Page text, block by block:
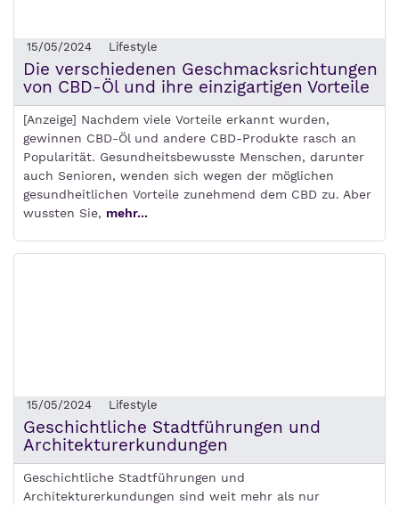
15/05/2024 Lifestyle
Die verschiedenen Geschmacksrichtungen
von CBD-Öl und ihre einzigartigen Vorteile
[Anzeige] Nachdem viele Vorteile erkannt wurden,
gewinnen CBD-Öl und andere CBD-Produkte rasch an
Popularität. Gesundheitsbewusste Menschen, darunter
auch Senioren, wenden sich wegen der möglichen
gesundheitlichen Vorteile zunehmend dem CBD zu. Aber
wussten Sie, mehr...
15/05/2024 Lifestyle
Geschichtliche Stadtführungen und
Architekturerkundungen
Geschichtliche Stadtführungen und
Architekturerkundungen sind weit mehr als nur